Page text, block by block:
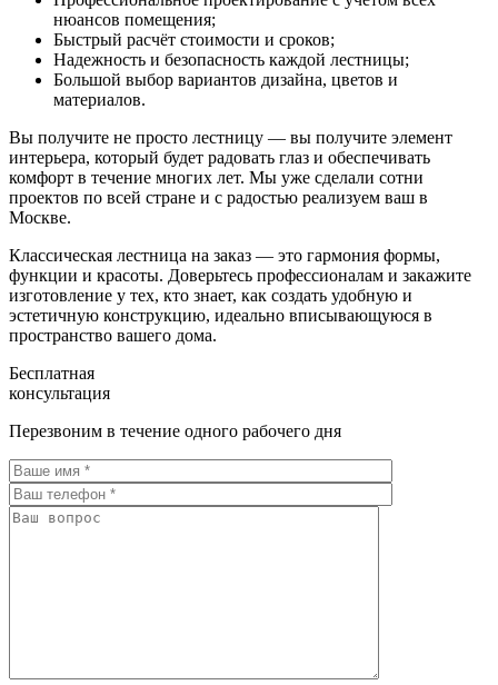
нюансов помещения;
Быстрый расчёт стоимости и сроков;
Надежность и безопасность каждой лестницы;
Большой выбор вариантов дизайна, цветов и
материалов.
Вы получите не просто лестницу — вы получите элемент
интерьера, который будет радовать глаз и обеспечивать
комфорт в течение многих лет. Мы уже сделали сотни
проектов по всей стране и с радостью реализуем ваш в
Москве.
Классическая лестница на заказ — это гармония формы,
функции и красоты. Доверьтесь профессионалам и закажите
изготовление у тех, кто знает, как создать удобную и
эстетичную конструкцию, идеально вписывающуюся в
пространство вашего дома.
Бесплатная
консультация
Перезвоним в течение одного рабочего дня